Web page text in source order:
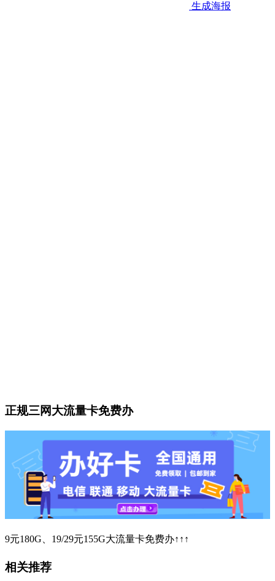
生成海报
正规三网大流量卡免费办
9元180G、19/29元155G大流量卡免费办↑↑↑
相关推荐